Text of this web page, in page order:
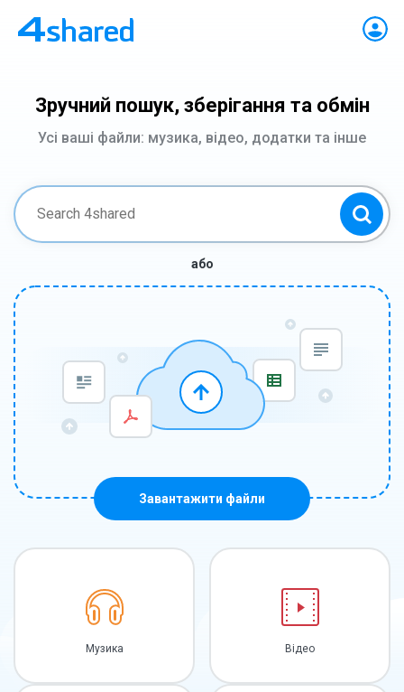
Зручний пошук, зберігання та обмін
Усі ваші файли: музика, відео, додатки та інше
або
Завантажити файли
Музика Відео